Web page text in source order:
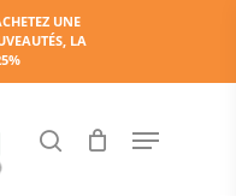
UNE
LA
search Menu